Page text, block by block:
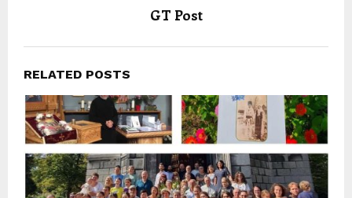
GT Post
RELATED POSTS